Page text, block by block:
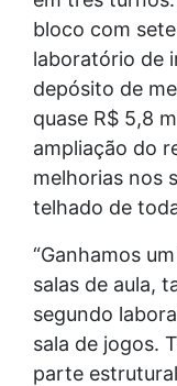
bloco com
laboratório de
depósito de
quase R$ 5,8
ampliação do
melhorias nos
telhado de
“Ganhamos
salas de aula,
segundo
sala de jogos.
parte